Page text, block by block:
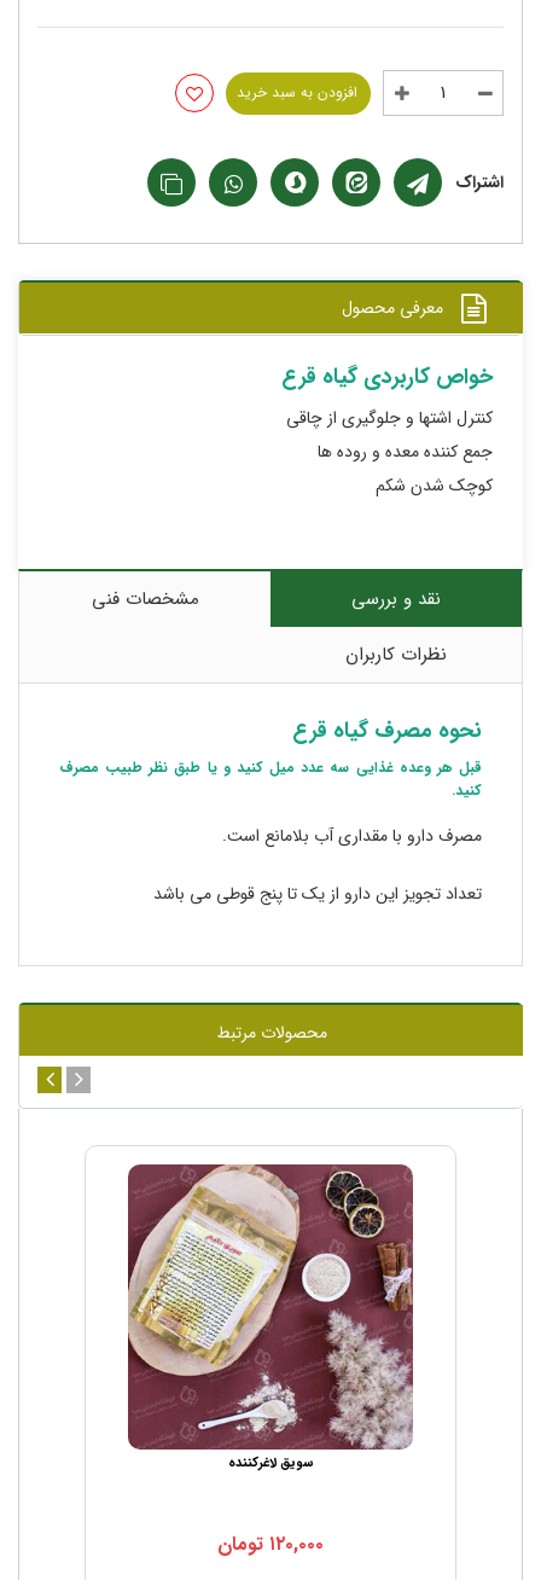
افزودن به سبد خرید
اشتراک
معرفی محصول
خواص کاربردی گیاه قرع
کنترل اشتها و جلوگیری از چاقی
جمع کننده معده و روده ها
کوچک شدن شکم
نقد و بررسی
مشخصات فنی
نظرات کاربران
نحوه مصرف گیاه قرع
قبل هر وعده غذایی سه عدد میل کنید و یا طبق نظر طبیب مصرف
کنید.
مصرف دارو با مقداری آب بلامانع است.
تعداد تجویز این دارو از یک تا پنج قوطی می باشد
محصولات مرتبط
سویق لاغرکننده
۱۲۰,۰۰۰ تومان